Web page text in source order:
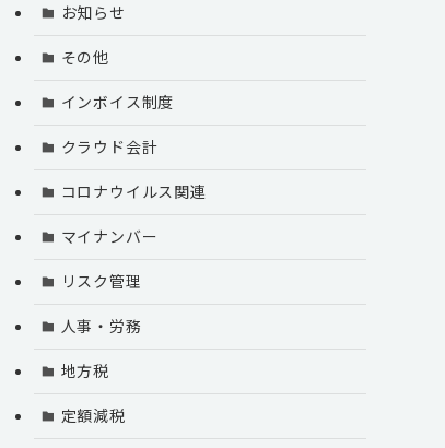
お知らせ
その他
インボイス制度
クラウド会計
コロナウイルス関連
マイナンバー
リスク管理
人事・労務
地方税
定額減税